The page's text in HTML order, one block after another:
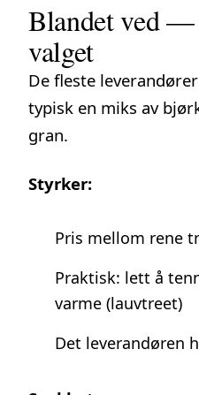
Blandet ved —
valget
De fleste
typisk en miks av
gran.
Styrker:
Pris mellom rene
Praktisk: lett å
varme (lauvtreet)
Det leverandøren